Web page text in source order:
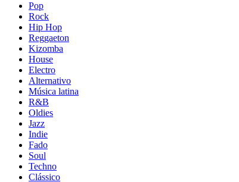
Pop
Rock
Hip Hop
Reggaeton
Kizomba
House
Electro
Alternativo
Música latina
R&B
Oldies
Jazz
Indie
Fado
Soul
Techno
Clássico